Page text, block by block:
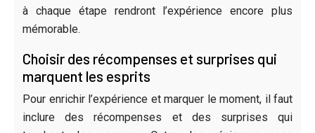
à chaque étape rendront l’expérience encore plus
mémorable.
Choisir des récompenses et surprises qui
marquent les esprits
Pour enrichir l’expérience et marquer le moment, il faut
inclure des récompenses et des surprises qui